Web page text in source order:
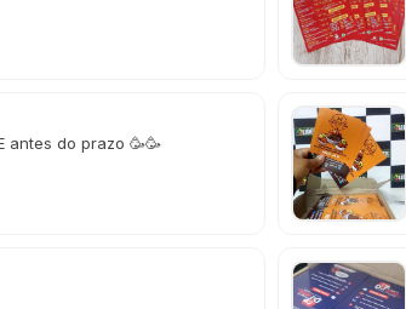
antes do prazo 🥳🥳